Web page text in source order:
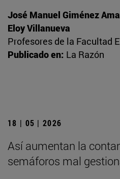
José Manuel Giménez
Eloy Villanueva
Profesores de la Facultad
Publicado en: La Razón
18 | 05 | 2026
Así aumentan la
semáforos mal